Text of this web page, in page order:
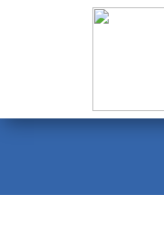
Calendario